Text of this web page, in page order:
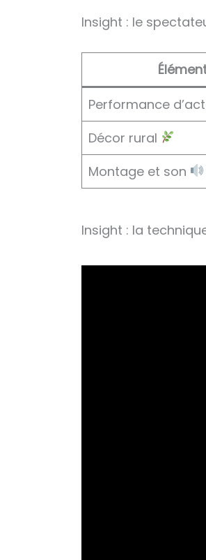
Insight : le
Performance
Décor rural
Montage et son
Insight : la